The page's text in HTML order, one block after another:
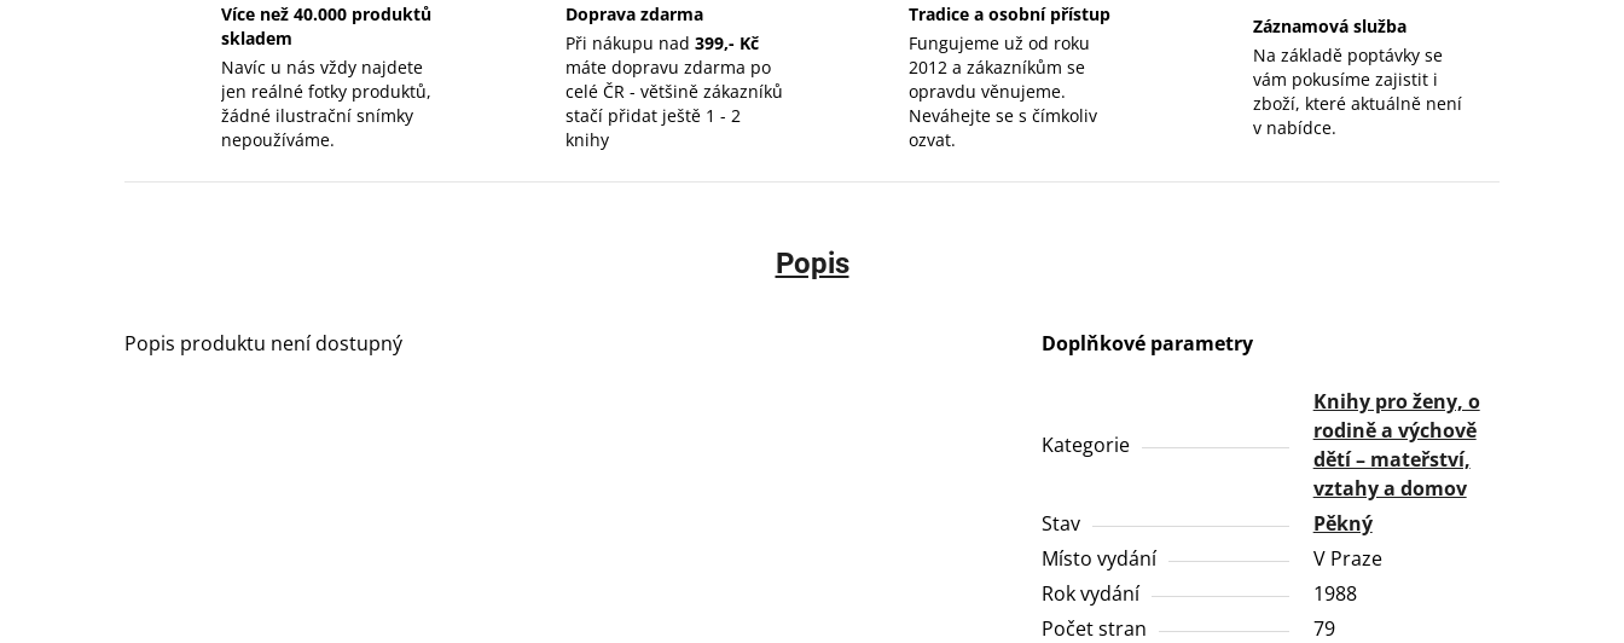
Více než 40.000 produktů
skladem
Navíc u nás vždy najdete
jen reálné fotky produktů,
žádné ilustrační snímky
nepoužíváme.
Doprava zdarma
Při nákupu nad 399,- Kč
máte dopravu zdarma po
celé ČR - většině zákazníků
stačí přidat ještě 1 - 2
knihy
Tradice a osobní přístup
Fungujeme už od roku
2012 a zákazníkům se
opravdu věnujeme.
Neváhejte se s čímkoliv
ozvat.
Záznamová služba
Na základě poptávky se
vám pokusíme zajistit i
zboží, které aktuálně není
v nabídce.
Popis
Popis produktu není dostupný Doplňkové parametry
Kategorie
Knihy pro ženy, o
rodině a výchově
dětí – mateřství,
vztahy a domov
Stav
Pěkný
Místo vydání
V Praze
Rok vydání
1988
Počet stran
79